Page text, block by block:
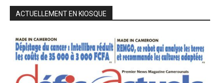
ACTUELLEMENT EN KIOSQUE